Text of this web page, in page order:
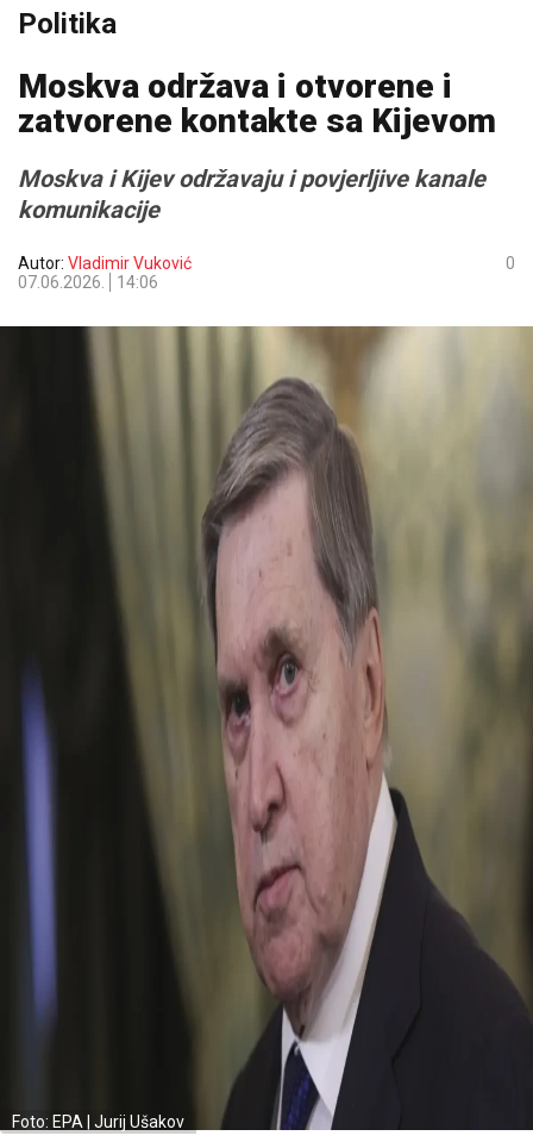
Politika
Moskva održava i otvorene i
zatvorene kontakte sa Kijevom
Moskva i Kijev održavaju i povjerljive kanale
komunikacije
Autor: Vladimir Vuković
07.06.2026.
14:06
0
Foto: EPA | Jurij Ušakov